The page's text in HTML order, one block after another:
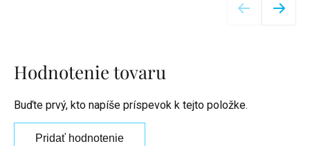
Hodnotenie tovaru
Buďte prvý, kto napíše príspevok k tejto položke.
Pridať hodnotenie